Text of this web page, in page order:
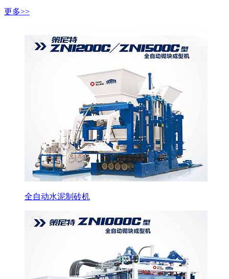
更多>>
全自动水泥制砖机